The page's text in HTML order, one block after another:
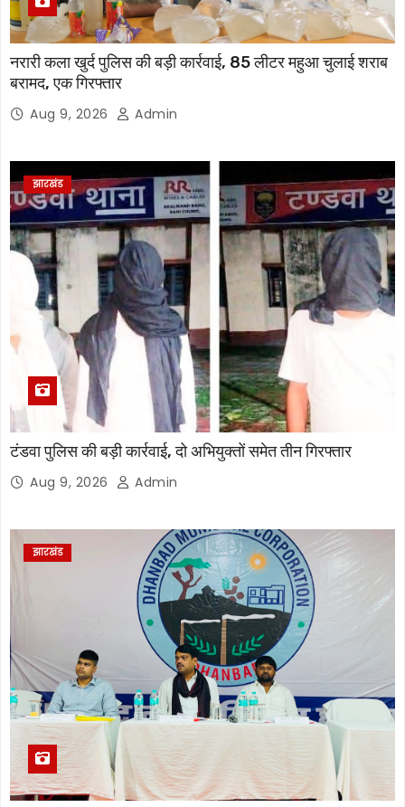
नरारी कला खुर्द पुलिस की बड़ी कार्रवाई, 85 लीटर महुआ चुलाई शराब
बरामद, एक गिरफ्तार
Aug 9, 2026 Admin
झारखंड
टंडवा पुलिस की बड़ी कार्रवाई, दो अभियुक्तों समेत तीन गिरफ्तार
Aug 9, 2026 Admin
झारखंड